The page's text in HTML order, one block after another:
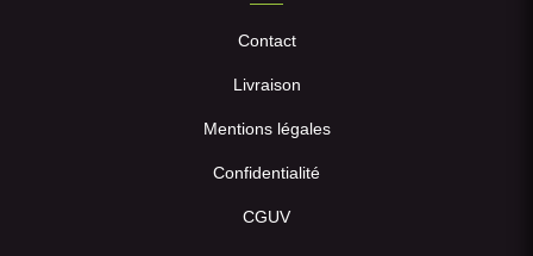
Contact
Livraison
Mentions légales
Confidentialité
CGUV